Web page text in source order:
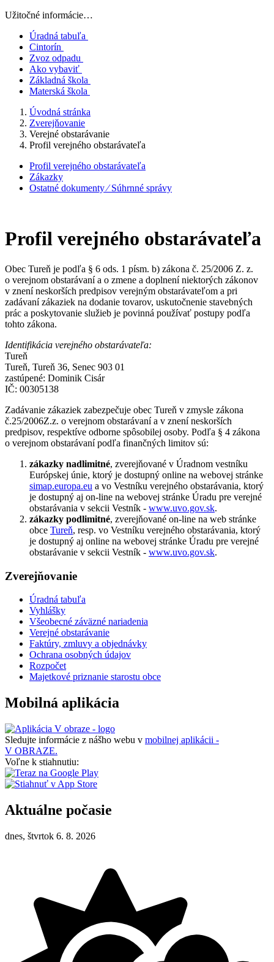
Užitočné informácie…
Úradná tabuľa
Cintorín
Zvoz odpadu
Ako vybaviť
Základná škola
Materská škola
Úvodná stránka
Zverejňovanie
Verejné obstarávanie
Profil verejného obstarávateľa
Profil verejného obstarávateľa
Zákazky
Ostatné dokumenty ⁄ Súhrnné správy
Profil verejného obstarávateľa
Obec Tureň je podľa § 6 ods. 1 písm. b) zákona č. 25/2006 Z. z.
o verejnom obstarávaní a o zmene a doplnení niektorých zákonov
v znení neskorších predpisov verejným obstarávateľom a pri
zadávaní zákaziek na dodanie tovarov, uskutočnenie stavebných
prác a poskytovanie služieb je povinná používať postupy podľa
tohto zákona.
Identifikácia verejného obstarávateľa:
Tureň
Tureň, Tureň 36, Senec 903 01
zastúpené: Dominik Cisár
IČ: 00305138
Zadávanie zákaziek zabezpečuje obec Tureň v zmysle zákona
č.25/2006Z.z. o verejnom obstarávaní a v znení neskorších
predpisov, respektíve odborne spôsobilej osoby. Podľa § 4 zákona
o verejnom obstarávaní podľa finančných limitov sú:
zákazky nadlimitné, zverejňované v Úradnom vestníku
Európskej únie, ktorý je dostupný online na webovej stránke
simap.europa.eu a vo Vestníku verejného obstarávania, ktorý
je dostupný aj on-line na webovej stránke Úradu pre verejné
obstarávania v sekcii Vestník - www.uvo.gov.sk.
zákazky podlimitné, zverejňované on-line na web stránke
obce Tureň, resp. vo Vestníku verejného obstarávania, ktorý
je dostupný aj online na webovej stránke Úradu pre verejné
obstarávanie v sekcii Vestník - www.uvo.gov.sk.
Zverejňovanie
Úradná tabuľa
Vyhlášky
Všeobecné záväzné nariadenia
Verejné obstarávanie
Faktúry, zmluvy a objednávky
Ochrana osobných údajov
Rozpočet
Majetkové priznanie starostu obce
Mobilná aplikácia
Sledujte informácie z nášho webu v mobilnej aplikácii -
V OBRAZE.
Voľne k stiahnutiu:
Aktuálne počasie
dnes, štvrtok 6. 8. 2026